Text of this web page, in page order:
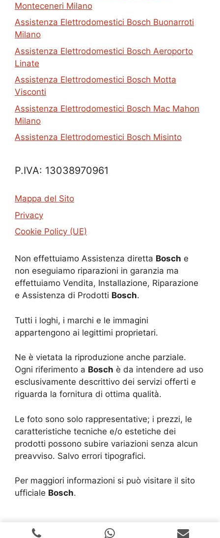
Monteceneri Milano
Assistenza Elettrodomestici Bosch Buonarroti
Milano
Assistenza Elettrodomestici Bosch Aeroporto
Linate
Assistenza Elettrodomestici Bosch Motta
Visconti
Assistenza Elettrodomestici Bosch Mac Mahon
Milano
Assistenza Elettrodomestici Bosch Misinto
P.IVA: 13038970961
Mappa del Sito
Privacy
Cookie Policy (UE)
Non effettuiamo Assistenza diretta Bosch e
non eseguiamo riparazioni in garanzia ma
effettuiamo Vendita, Installazione, Riparazione
e Assistenza di Prodotti Bosch.
Tutti i loghi, i marchi e le immagini
appartengono ai legittimi proprietari.
Ne è vietata la riproduzione anche parziale.
Ogni riferimento a Bosch è da intendere ad uso
esclusivamente descrittivo dei servizi offerti e
riguarda la fornitura di ottima qualità.
Le foto sono solo rappresentative; i prezzi, le
caratteristiche tecniche e/o estetiche dei
prodotti possono subire variazioni senza alcun
preavviso. Salvo errori tipografici.
Per maggiori informazioni si può visitare il sito
ufficiale Bosch.
Copyright © 2024 | Realizzazione Siti Web
Siti Roma